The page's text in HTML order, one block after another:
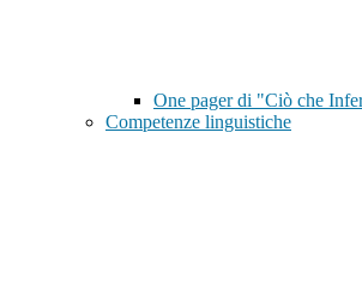
One pager di "Ciò che
Competenze linguistiche